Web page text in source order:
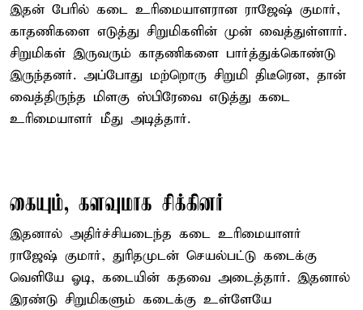
இதன் பேரில் கடை உரிமையாளரான ராஜேஷ் குமார்,
காதணிகளை எடுத்து சிறுமிகளின் முன் வைத்துள்ளார்.
சிறுமிகள் இருவரும் காதணிகளை பார்த்துக்கொண்டு
இருந்தனர். அப்போது மற்றொரு சிறுமி திடீரென, தான்
வைத்திருந்த மிளகு ஸ்பிரேவை எடுத்து கடை
உரிமையாளர் மீது அடித்தார்.
கையும், களவுமாக சிக்கினர்
இதனால் அதிர்ச்சியடைந்த கடை உரிமையாளர்
ராஜேஷ் குமார், துரிதமுடன் செயல்பட்டு கடைக்கு
வெளியே ஓடி, கடையின் கதவை அடைத்தார். இதனால்
இரண்டு சிறுமிகளும் கடைக்கு உள்ளேயே